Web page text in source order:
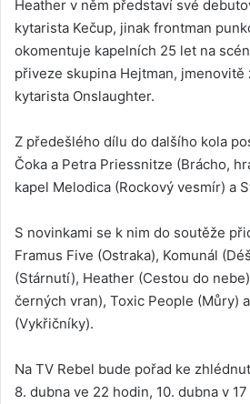
Heather v něm představí své
kytarista Kečup, jinak frontman
okomentuje kapelních 25 let na
přiveze skupina Hejtman, jmenovitě
kytarista Onslaughter.
Z předešlého dílu do dalšího kola
Čoka a Petra Priessnitze (Brácho,
kapel Melodica (Rockový vesmír) a
S novinkami se k nim do soutěže
Framus Five (Ostraka), Komunál
(Stárnutí), Heather (Cestou do
černých vran), Toxic People (Můry)
(Vykřičníky).
Na TV Rebel bude pořad ke
8. dubna ve 22 hodin, 10. dubna v